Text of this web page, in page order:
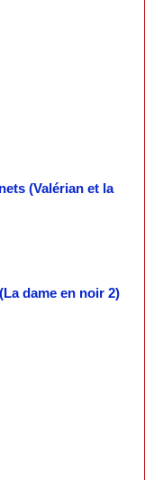
(Valérian et la
dame en noir 2)